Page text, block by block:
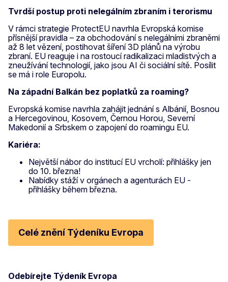
Tvrdší postup proti nelegálním zbraním i terorismu
V rámci strategie ProtectEU navrhla Evropská komise
přísnější pravidla – za obchodování s nelegálními zbraněmi
až 8 let vězení, postihovat šíření 3D plánů na výrobu
zbraní. EU reaguje i na rostoucí radikalizaci mladistvých a
zneužívání technologií, jako jsou AI či sociální sítě. Posílit
se má i role Europolu.
Na západní Balkán bez poplatků za roaming?
Evropská komise navrhla zahájit jednání s Albánií, Bosnou
a Hercegovinou, Kosovem, Černou Horou, Severní
Makedonií a Srbskem o zapojení do roamingu EU.
Kariéra:
Největší nábor do institucí EU vrcholí: přihlášky jen
do 10. března!
Nabídky stáží v orgánech a agenturách EU -
přihlášky během března.
Celé znění Týdeníku Evropa
Odebírejte Týdeník Evropa